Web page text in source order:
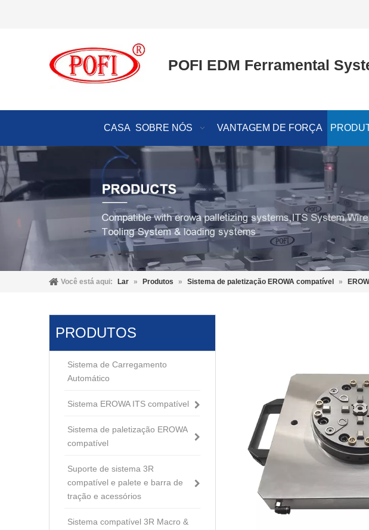
POFI EDM Ferramental
CASA SOBRE NÓS VANTAGEM DE FORÇA
Você está aqui: Lar » Produtos » Sistema de paletização EROWA compatível »
PRODUTOS
Sistema de Carregamento
Automático
Sistema EROWA ITS compatível
Sistema de paletização EROWA
compatível
Suporte de sistema 3R
compatível e palete e barra de
tração e acessórios
Sistema compatível 3R Macro &